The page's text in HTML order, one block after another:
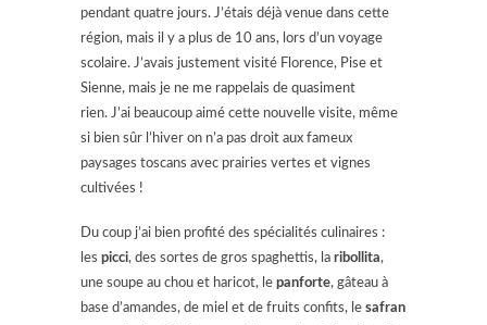
pendant quatre jours. J’étais déjà venue dans cette
région, mais il y a plus de 10 ans, lors d’un voyage
scolaire. J’avais justement visité Florence, Pise et
Sienne, mais je ne me rappelais de quasiment
rien. J’ai beaucoup aimé cette nouvelle visite, même
si bien sûr l’hiver on n’a pas droit aux fameux
paysages toscans avec prairies vertes et vignes
cultivées !
Du coup j’ai bien profité des spécialités culinaires :
les picci, des sortes de gros spaghettis, la ribollita,
une soupe au chou et haricot, le panforte, gâteau à
base d’amandes, de miel et de fruits confits, le safran